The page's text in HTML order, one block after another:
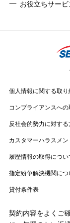
お役立ちサービ
個人情報に関する取り
コンプライアンスへ
反社会的勢力に対する
カスタマーハラスメ
履歴情報の取得につい
指定紛争解決機関につ
貸付条件表
契約内容をよくご